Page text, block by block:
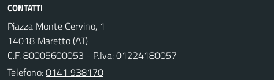
CONTATTI
Piazza Monte Cervino, 1
14018 Maretto (AT)
C.F. 80005600053 - P.Iva: 01224180057
Telefono:0141 938170